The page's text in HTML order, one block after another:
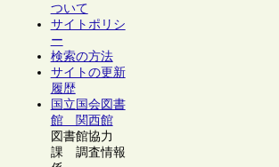
ついて
サイトポリシ
ー
検索の方法
サイトの更新
履歴
国立国会図書
館 関西館
図書館協力
課 調査情報